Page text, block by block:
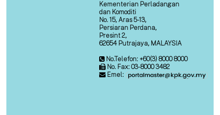
Kementerian Perladangan
dan Komoditi
No. 15, Aras 5-13,
Persiaran Perdana,
Presint 2,
62654 Putrajaya, MALAYSIA
No.Telefon: +60(3) 8000 8000
No. Fax: 03-8000 3482
Emel: